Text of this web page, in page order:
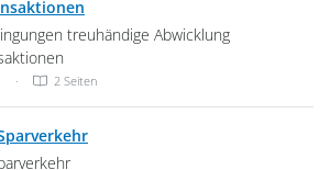
treuhändige Abwicklung
· 2 Seiten
PDF, 61 KB